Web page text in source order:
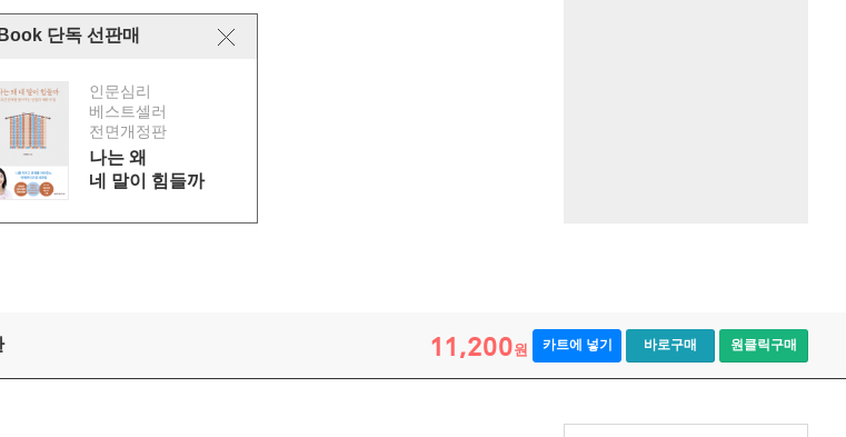
단독 선판매
인문심리
베스트셀러
전면개정판
나는 왜
네 말이 힘들까
11,200원 카트에 넣기 바로구매 원클릭구매